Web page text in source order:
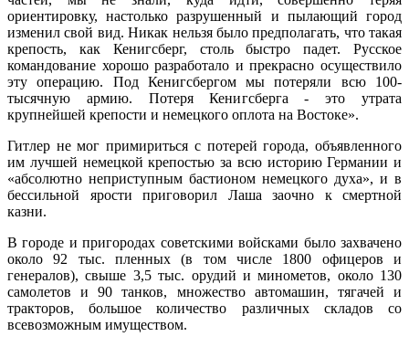
ориентировку, настолько разрушенный и пылающий город
изменил свой вид. Никак нельзя было предполагать, что такая
крепость, как Кенигсберг, столь быстро падет. Русское
командование хорошо разработало и прекрасно осуществило
эту операцию. Под Кенигсбергом мы потеряли всю 100-
тысячную армию. Потеря Кенигсберга - это утрата
крупнейшей крепости и немецкого оплота на Востоке».
Гитлер не мог примириться с потерей города, объявленного
им лучшей немецкой крепостью за всю историю Германии и
«абсолютно неприступным бастионом немецкого духа», и в
бессильной ярости приговорил Лаша заочно к смертной
казни.
В городе и пригородах советскими войсками было захвачено
около 92 тыс. пленных (в том числе 1800 офицеров и
генералов), свыше 3,5 тыс. орудий и минометов, около 130
самолетов и 90 танков, множество автомашин, тягачей и
тракторов, большое количество различных складов со
всевозможным имуществом.